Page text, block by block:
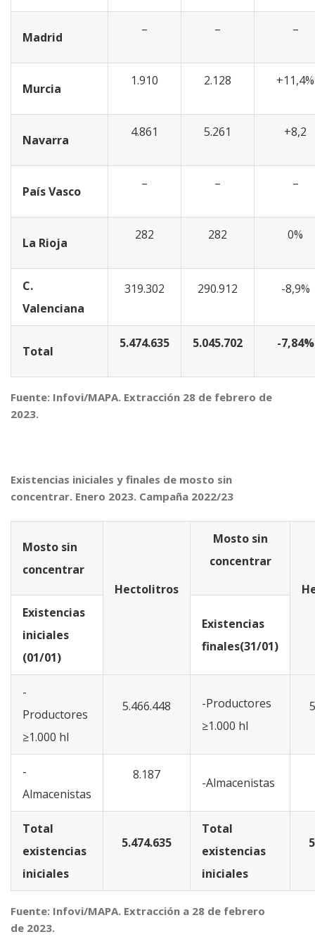
Madrid
– – –
Murcia
1.910 2.128 +11,4%
Navarra
4.861 5.261 +8,2
País Vasco
– – –
La Rioja
282 282 0%
C.
Valenciana
319.302 290.912 -8,9%
Total
5.474.635 5.045.702 -7,84%
Fuente: Infovi/MAPA. Extracción 28 de febrero de
2023.
Existencias iniciales y finales de mosto sin
concentrar. Enero 2023. Campaña 2022/23
Mosto sin
concentrar
Hectolitros
Mosto sin
concentrar
Existencias
iniciales
(01/01)
Existencias
finales(31/01)
-
Productores
≥1.000 hl
5.466.448
-Productores
≥1.000 hl
-
Almacenistas
8.187
-Almacenistas
Total
existencias
iniciales
5.474.635
Total
existencias
iniciales
Fuente: Infovi/MAPA. Extracción a 28 de febrero
de 2023.